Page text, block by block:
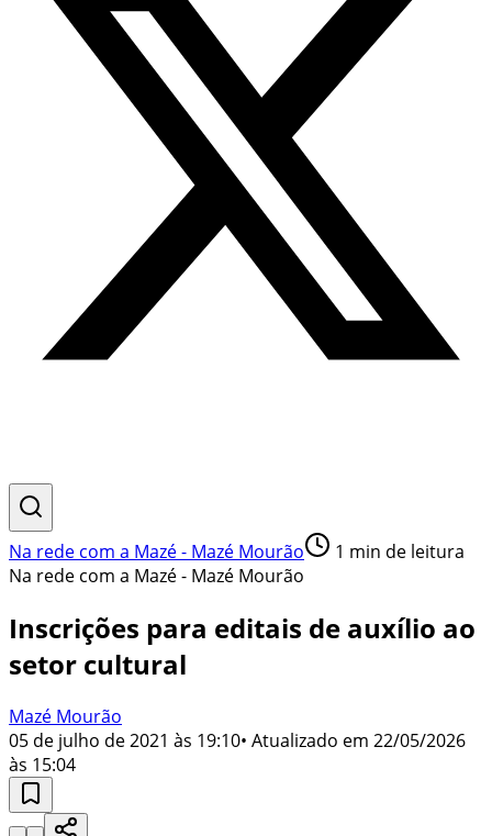
Na rede com a Mazé - Mazé Mourão 1 min de leitura
Na rede com a Mazé - Mazé Mourão
Inscrições para editais de auxílio ao
setor cultural
Mazé Mourão
05 de julho de 2021 às 19:10• Atualizado em 22/05/2026
às 15:04